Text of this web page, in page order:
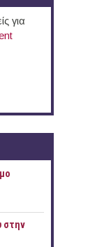
για
στην